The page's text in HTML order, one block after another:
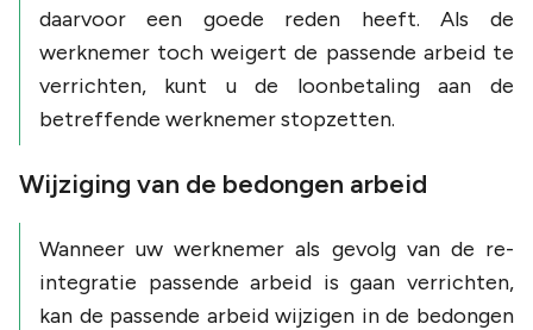
daarvoor een goede reden heeft. Als de
werknemer toch weigert de passende arbeid te
verrichten, kunt u de loonbetaling aan de
betreffende werknemer stopzetten.
Wijziging van de bedongen arbeid
Wanneer uw werknemer als gevolg van de re-
integratie passende arbeid is gaan verrichten,
kan de passende arbeid wijzigen in de bedongen